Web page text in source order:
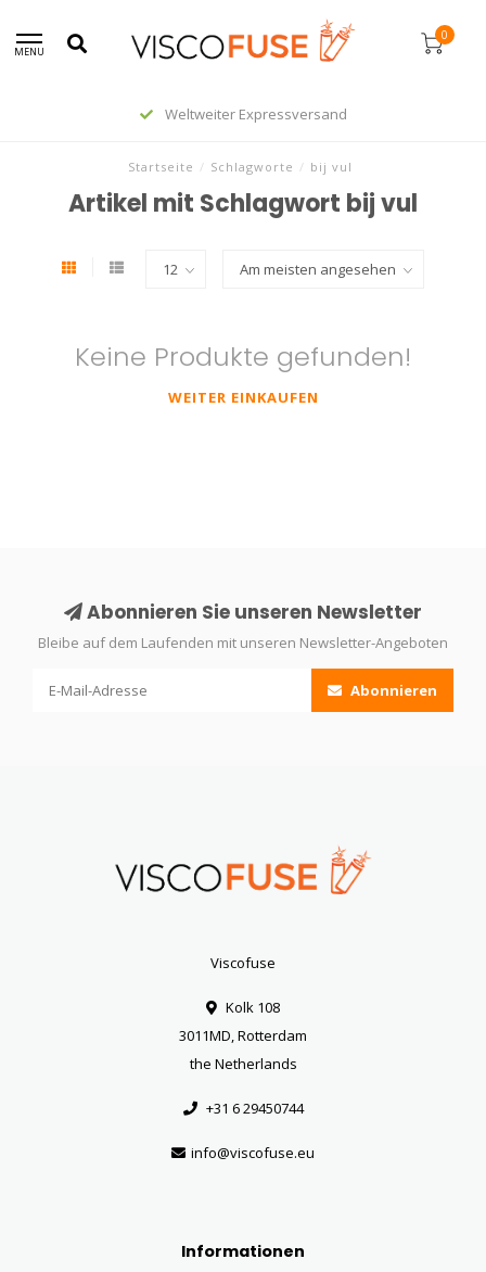
MENU
0
Weltweiter Expressversand
Startseite / Schlagworte / bij vul
Artikel mit Schlagwort bij vul
Keine Produkte gefunden!
WEITER EINKAUFEN
Abonnieren Sie unseren Newsletter
Bleibe auf dem Laufenden mit unseren Newsletter-Angeboten
Abonnieren
Viscofuse
Kolk 108
3011MD, Rotterdam
the Netherlands
+31 6 29450744
info@viscofuse.eu
Informationen